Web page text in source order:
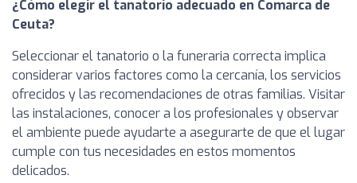
¿Cómo elegir el tanatorio adecuado en Comarca de
Ceuta?
Seleccionar el tanatorio o la funeraria correcta implica
considerar varios factores como la cercanía, los servicios
ofrecidos y las recomendaciones de otras familias. Visitar
las instalaciones, conocer a los profesionales y observar
el ambiente puede ayudarte a asegurarte de que el lugar
cumple con tus necesidades en estos momentos
delicados.